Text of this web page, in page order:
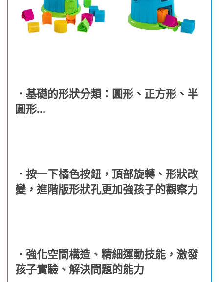
．基礎的形狀分類：圓形、正方形、半
圓形...
．按一下橘色按鈕，頂部旋轉、形狀改
變，進階版形狀孔更加強孩子的觀察力
．強化空間構造、精細運動技能，激發
孩子實驗、解決問題的能力